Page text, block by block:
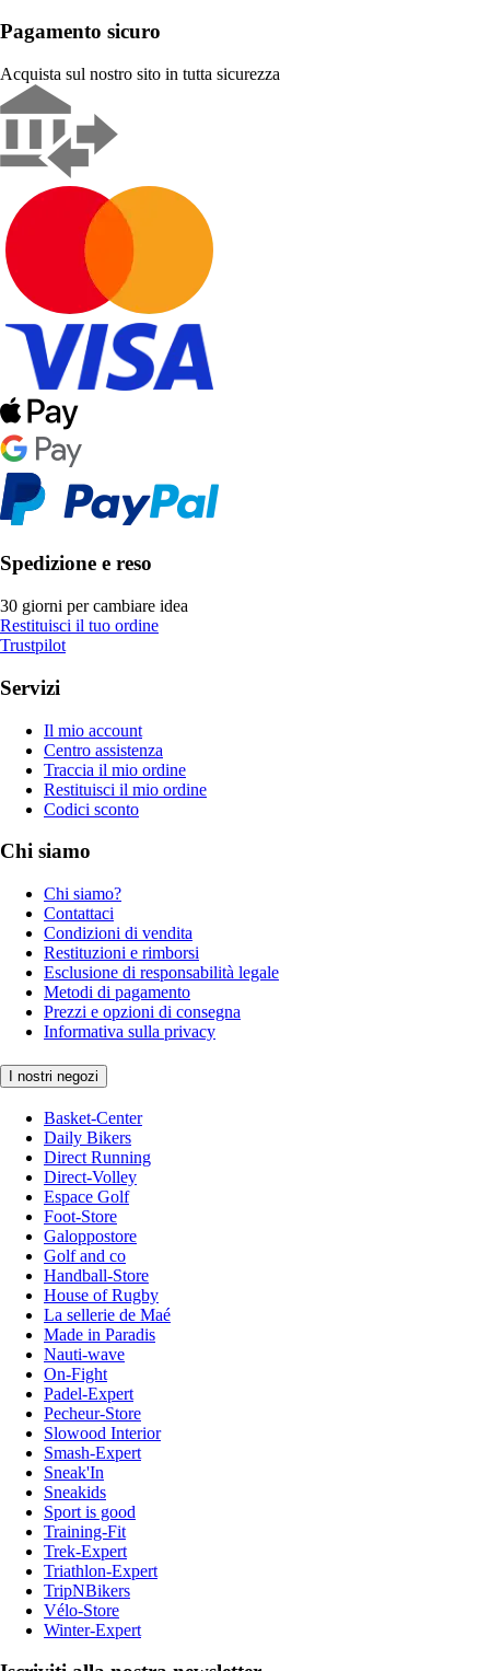
Pagamento sicuro
Acquista sul nostro sito in tutta sicurezza
Spedizione e reso
30 giorni per cambiare idea
Restituisci il tuo ordine
Trustpilot
Servizi
Il mio account
Centro assistenza
Traccia il mio ordine
Restituisci il mio ordine
Codici sconto
Chi siamo
Chi siamo?
Contattaci
Condizioni di vendita
Restituzioni e rimborsi
Esclusione di responsabilità legale
Metodi di pagamento
Prezzi e opzioni di consegna
Informativa sulla privacy
I nostri negozi
Basket-Center
Daily Bikers
Direct Running
Direct-Volley
Espace Golf
Foot-Store
Galoppostore
Golf and co
Handball-Store
House of Rugby
La sellerie de Maé
Made in Paradis
Nauti-wave
On-Fight
Padel-Expert
Pecheur-Store
Slowood Interior
Smash-Expert
Sneak'In
Sneakids
Sport is good
Training-Fit
Trek-Expert
Triathlon-Expert
TripNBikers
Vélo-Store
Winter-Expert